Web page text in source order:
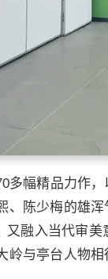
多幅精品力作
、陈少梅的雄
又融入当代审
岭与亭台人物